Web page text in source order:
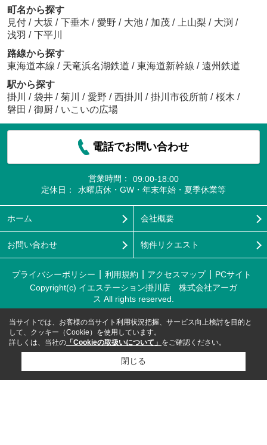
町名から探す
見付 / 大坂 / 下垂木 / 愛野 / 大池 / 加茂 / 上山梨 / 大渕 /
浅羽 / 下平川
路線から探す
東海道本線 / 天竜浜名湖鉄道 / 東海道新幹線 / 遠州鉄道
駅から探す
掛川
/ 袋井 / 菊川 / 愛野 / 西掛川 / 掛川市役所前 / 桜木 /
磐田 / 御厨 / いこいの広場
電話でお問い合わせ
営業時間：
09:00-18:00
定休日：
水曜店休・GW・年末年始・夏季休業等
ホーム 会社概要
お問い合わせ 物件リクエスト
プライバシーポリシー 利用規約 アクセスマップ
PCサイト
Copyright(c) イエステーション掛川店 株式会社アーガ
ス All rights reserved.
当サイトでは、お客様の当サイト利用状況把握、サービス向上検討を目的と
して、クッキー（Cookie）を使用しています。
詳しくは、当社の 「Cookieの取扱いについて」 をご確認ください。
閉じる